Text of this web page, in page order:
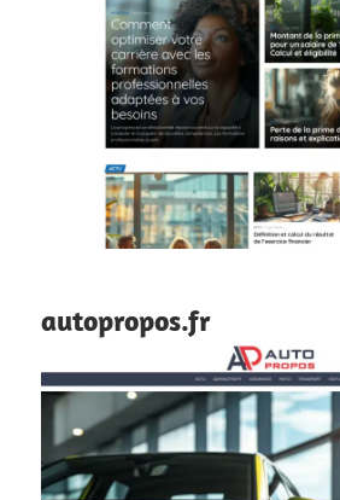
autopropos.fr